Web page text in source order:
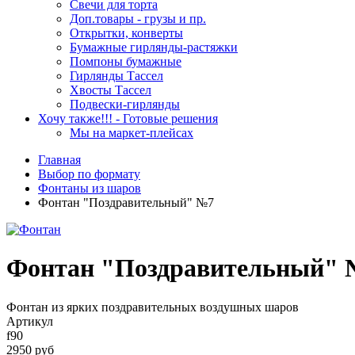
Свечи для торта
Доп.товары - грузы и пр.
Открытки, конверты
Бумажные гирлянды-растяжки
Помпоны бумажные
Гирлянды Тассел
Хвосты Тассел
Подвески-гирлянды
Хочу также!!! - Готовые решения
Мы на маркет-плейсах
Главная
Выбор по формату
Фонтаны из шаров
Фонтан "Поздравительный" №7
Фонтан "Поздравительный"
Фонтан из ярких поздравительных воздушных шаров
Артикул
f90
2950 руб